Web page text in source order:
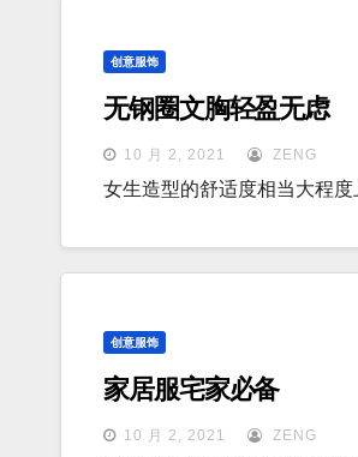
创意服饰
无钢圈文胸轻盈无虑
10 月 2, 2021 ZENG
女生造型的舒适度相当大程
创意服饰
家居服宅家必备
10 月 2, 2021 ZENG